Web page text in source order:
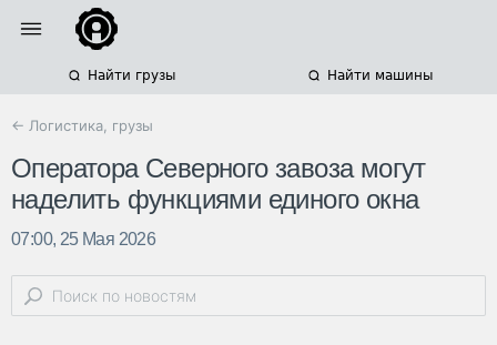
Найти грузы Найти машины
← Логистика, грузы
Оператора Северного завоза могут
наделить функциями единого окна
07:00, 25 Мая 2026